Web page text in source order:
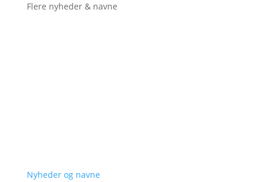
Flere nyheder & navne
Nyheder og navne